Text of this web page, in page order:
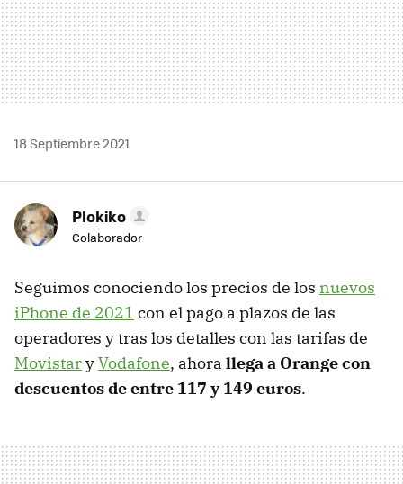
18 Septiembre 2021
Plokiko
Colaborador
Seguimos conociendo los precios de los nuevos
iPhone de 2021 con el pago a plazos de las
operadores y tras los detalles con las tarifas de
MovistaryVodafone, ahora llega a Orange con
descuentos de entre 117 y 149 euros.